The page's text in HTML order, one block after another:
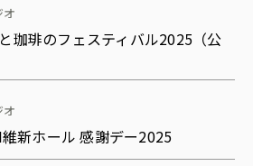
珈琲のフェスティバル2025（公
新ホール 感謝デー2025